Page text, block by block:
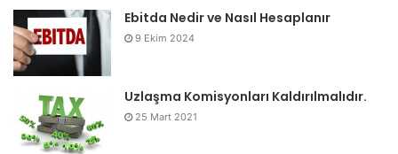
Balıkesir Vergi Çanakkale
Denizli İdare
Çanakkale İdare
Ebitda Nedir ve Nasıl Hesaplanır
9 Ekim 2024
Uzlaşma Komisyonları Kaldırılmalıdır.
25 Mart 2021